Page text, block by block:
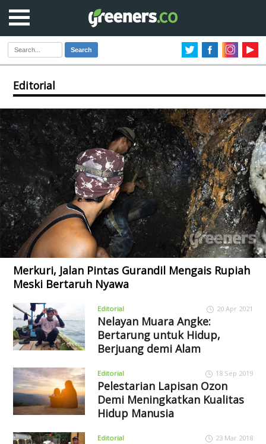
Search
Editorial
Merkuri, Jalan Pintas Gurandil Mengais Rupiah
Meski Bertaruh Nyawa
Editorial 20 Apr 2021
Nelayan Muara Angke:
Bertarung untuk Hidup,
Berjuang demi Alam
Editorial 18 Sep 2019
Pelestarian Lapisan Ozon
Demi Meningkatkan Kualitas
Hidup Manusia
Editorial 23 Mar 2018